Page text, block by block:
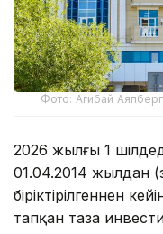
Фото: Агибай
2026 жылғы 1
01.04.2014 жылдан
біріктірілгеннен
тапқан таза